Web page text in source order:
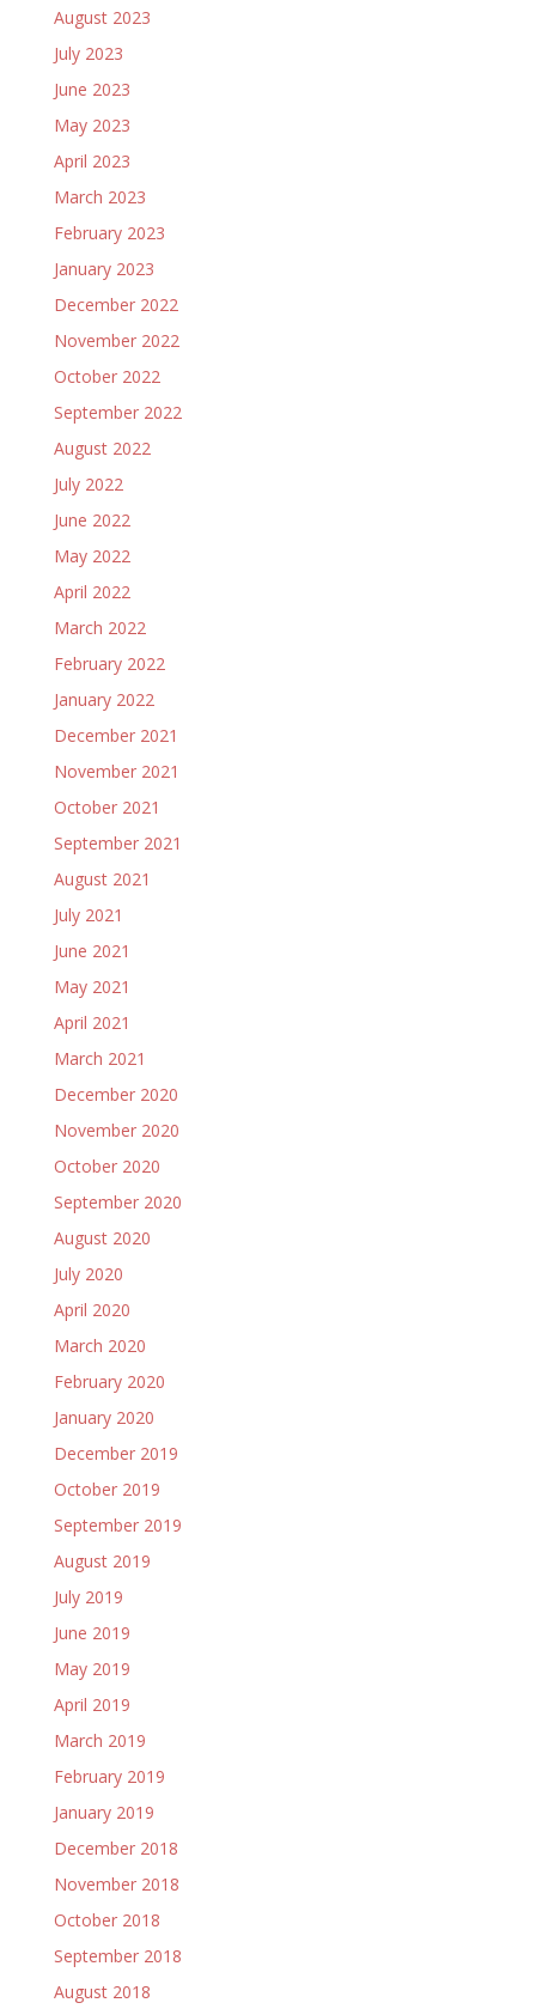
August 2023
July 2023
June 2023
May 2023
April 2023
March 2023
February 2023
January 2023
December 2022
November 2022
October 2022
September 2022
August 2022
July 2022
June 2022
May 2022
April 2022
March 2022
February 2022
January 2022
December 2021
November 2021
October 2021
September 2021
August 2021
July 2021
June 2021
May 2021
April 2021
March 2021
December 2020
November 2020
October 2020
September 2020
August 2020
July 2020
April 2020
March 2020
February 2020
January 2020
December 2019
October 2019
September 2019
August 2019
July 2019
June 2019
May 2019
April 2019
March 2019
February 2019
January 2019
December 2018
November 2018
October 2018
September 2018
August 2018